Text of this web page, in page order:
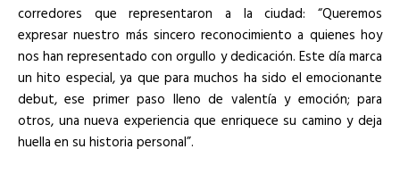
corredores que representaron a la ciudad: “Queremos
expresar nuestro más sincero reconocimiento a quienes hoy
nos han representado con orgullo y dedicación. Este día marca
un hito especial, ya que para muchos ha sido el emocionante
debut, ese primer paso lleno de valentía y emoción; para
otros, una nueva experiencia que enriquece su camino y deja
huella en su historia personal”.